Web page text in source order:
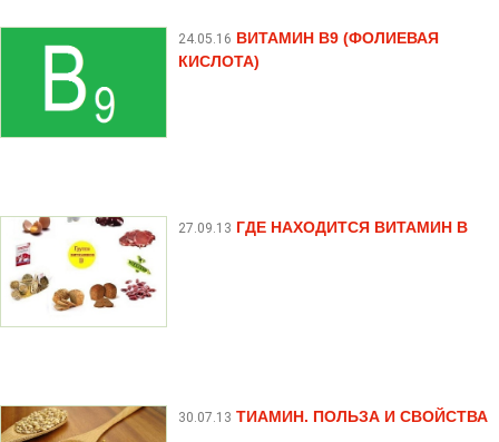
24.05.16 ВИТАМИН B9 (ФОЛИЕВАЯ
КИСЛОТА)
27.09.13 ГДЕ НАХОДИТСЯ ВИТАМИН B
30.07.13 ТИАМИН. ПОЛЬЗА И СВОЙСТВА